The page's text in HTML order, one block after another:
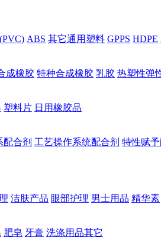
ABS 其它通用塑料 GPPS HDPE
成橡胶 特种合成橡胶 乳胶 热塑性弹
塑料片 日用橡胶品
合剂 工艺操作系统配合剂 特性赋予
洁肤产品 眼部护理 男士用品 精华素
肥皂 牙膏 洗涤用品其它